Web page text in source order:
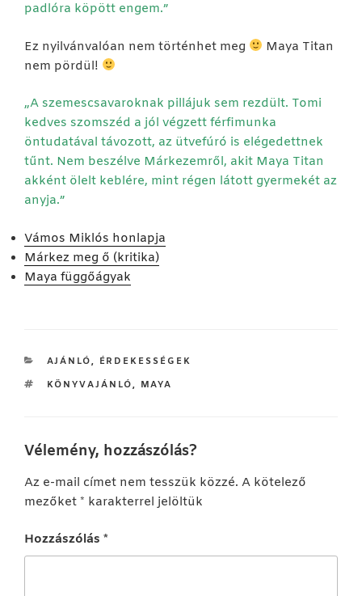
padlóra köpött engem.”
Ez nyilvánvalóan nem történhet meg
Maya Titan
nem pördül!
„A szemescsavaroknak pillájuk sem rezdült. Tomi
kedves szomszéd a jól végzett férfimunka
öntudatával távozott, az ütvefúró is elégedettnek
tűnt. Nem beszélve Márkezemről, akit Maya Titan
akként ölelt keblére, mint régen látott gyermekét az
anyja.”
Vámos Miklós honlapja
Márkez meg ő (kritika)
Maya függőágyak
KATEGÓRIÁK
AJÁNLÓ, ÉRDEKESSÉGEK
CÍMKÉK
KÖNYVAJÁNLÓ, MAYA
Vélemény, hozzászólás?
Az e-mail címet nem tesszük közzé. A kötelező
mezőket * karakterrel jelöltük
Hozzászólás *